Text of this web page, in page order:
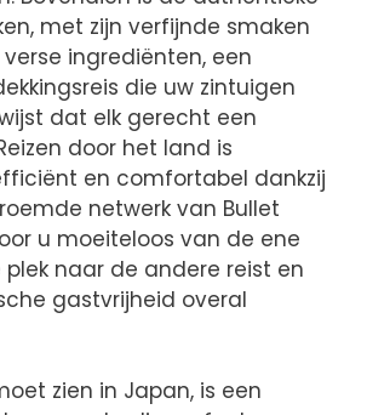
met zijn verfijnde smaken
ingrediënten, een
die uw zintuigen
dat elk gerecht een
door het land is
en comfortabel dankzij
netwerk van Bullet
u moeiteloos van de ene
naar de andere reist en
gastvrijheid overal
zien in Japan, is een